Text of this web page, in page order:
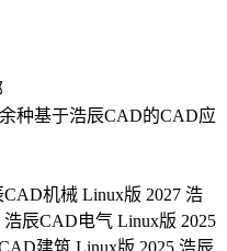
种基于浩辰CAD的CAD应
CAD机械 Linux版 2027 浩
浩辰CAD电气 Linux版 2025
建筑 Linux版 2025 浩辰